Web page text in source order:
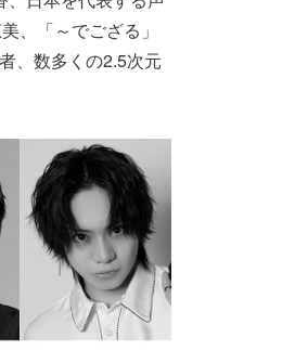
、「～でござる」
、数多くの2.5次元